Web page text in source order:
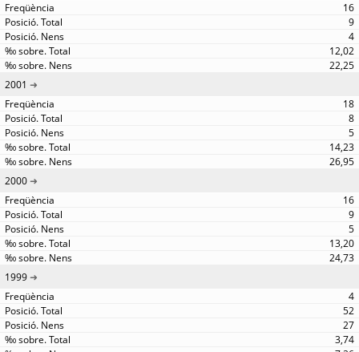
16
9
4
12,02
22,25
2001
18
8
5
14,23
26,95
2000
16
9
5
13,20
24,73
1999
4
52
27
3,74